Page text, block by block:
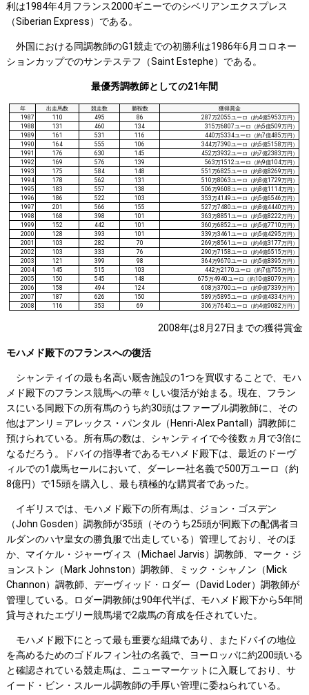
利は1984年4月フランス2000ギニーでのシベリアンエクスプレス
（Siberian Express）である。
外国における同調教師のG1競走での初勝利は1986年6月コロネー
ションカップでのサンテステフ（Saint Estephe）である。
最優秀調教師としての21年間
年 出走馬数 競走数 勝鞍数
獲得賞金
1987
110 495 86
287万2055ユーロ（約4億5953万円）
1988
131 460 134
315万6807ユーロ（約5億509万円）
1989
161 531 116
440万5334ユーロ（約7億485万円）
1990
164 555 106
344万7390ユーロ（約5億5158万円）
1991
176 630 145
452万3932ユーロ（約7億2383万円）
1992
169 576 139
563万1512ユーロ（約9億104万円）
1993
175 584 148
551万6825ユーロ（約8億8269万円）
1994
178 562 131
510万8063ユーロ（約8億1729万円）
1995
183 557 138
506万9608ユーロ（約8億1114万円）
1996
186 522 103
353万4149ユーロ（約5億6546万円）
1997
201 566 155
527万7480ユーロ（約8億4440万円）
1998
168 398 101
363万8851ユーロ（約5億8222万円）
1999
152 442 101
360万6852ユーロ（約5億7710万円）
2000
128 393 101
339万3461ユーロ（約5億4295万円）
2001
103 282 70
269万8561ユーロ（約4億3177万円）
2002
103 333 76
290万7158ユーロ（約4億6515万円）
2003
121 399 98
364万9670ユーロ（約5億8395万円）
2004
145 515 103
442万2170ユーロ（約7億755万円）
2005
150 545 148
675万4940ユーロ（約10億8079万円）
2006
158 494 124
608万3700ユーロ（約9億7339万円）
2007
187 626 150
589万5895ユーロ（約9億4334万円）
2008
116 353 69 306万7640ユーロ（約4億9082万円）
2008年は8月27日までの獲得賞金
モハメド殿下のフランスへの復活
シャンティイの最も名高い厩舎施設の1つを買収することで、モハ
メド殿下のフランス競馬への華々しい復活が始まる。現在、フラン
スにいる同殿下の所有馬のうち約30頭はファーブル調教師に、その
他はアンリ＝アレックス・パンタル（Henri-Alex Pantall）調教師に
預けられている。所有馬の数は、シャンティイで今後数ヵ月で3倍に
なるだろう。ドバイの指導者であるモハメド殿下は、最近のドーヴ
ィルでの1歳馬セールにおいて、ダーレー社名義で500万ユーロ（約
8億円）で15頭を購入し、最も積極的な購買者であった。
イギリスでは、モハメド殿下の所有馬は、ジョン・ゴスデン
（John Gosden）調教師が35頭（そのうち25頭が同殿下の配偶者ヨ
ルダンのハヤ皇女の勝負服で出走している）管理しており、そのほ
か、マイケル・ジャーヴィス（Michael Jarvis）調教師、マーク・ジ
ョンストン（Mark Johnston）調教師、ミック・シャノン（Mick
Channon）調教師、デーヴィッド・ロダー（David Loder）調教師が
管理している。ロダー調教師は90年代半ば、モハメド殿下から5年間
貸与されたエヴリー競馬場で2歳馬の育成を任されていた。
モハメド殿下にとって最も重要な組織であり、またドバイの地位
を高めるためのゴドルフィン社の名義で、ヨーロッパに約200頭いる
と確認されている競走馬は、ニューマーケットに入厩しており、サ
イード・ビン・スルール調教師の手厚い管理に委ねられている。